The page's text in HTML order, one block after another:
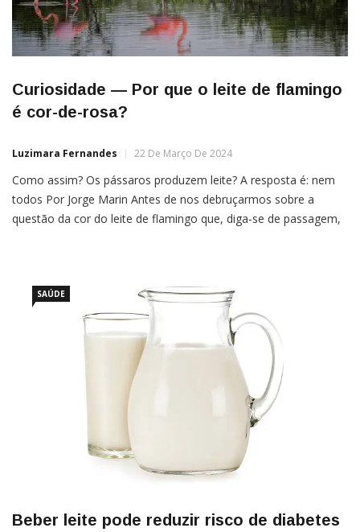
Curiosidade — Por que o leite de flamingo
é cor-de-rosa?
Luzimara Fernandes 22 De Março De 2024
Como assim? Os pássaros produzem leite? A resposta é: nem
todos Por Jorge Marin Antes de nos debruçarmos sobre a
questão da cor do leite de flamingo que, diga-se de passagem,
SAÚDE
Beber leite pode reduzir risco de diabetes